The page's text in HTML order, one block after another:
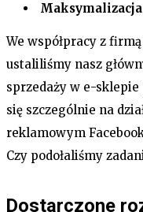
Maksymalizacja
We współpracy z
ustaliliśmy nasz
sprzedaży w e-sklepie
się szczególnie na
reklamowym
Czy podołaliśmy
Dostarczone